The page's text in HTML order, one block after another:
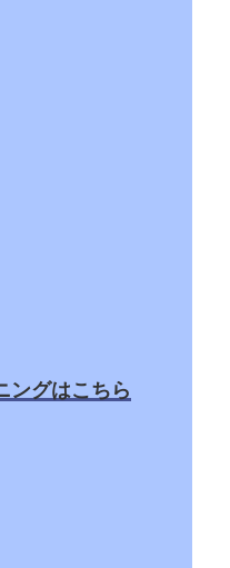
ングはこちら